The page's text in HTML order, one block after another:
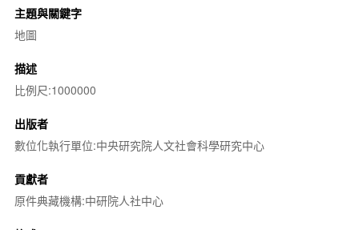
主題與關鍵字
地圖
描述
比例尺:1000000
出版者
數位化執行單位:中央研究院人文社會科學研究中心
貢獻者
原件典藏機構:中研院人社中心